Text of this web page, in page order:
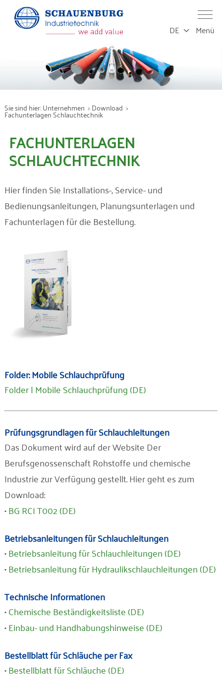
DE Menü
Leistungen
Produktion
Produkte
Branchen
Unternehmen
Kontakt
Sie sind hier:Unternehmen Download
Fachunterlagen Schlauchtechnik
FACHUNTERLAGEN
SCHLAUCHTECHNIK
Hier finden Sie Installations-, Service- und
Bedienungsanleitungen, Planungsunterlagen und
Fachunterlagen für die Bestellung.
Folder: Mobile Schlauchprüfung
Folder | Mobile Schlauchprüfung (DE)
Prüfungsgrundlagen für Schlauchleitungen
Das Dokument wird auf der Website Der
Berufsgenossenschaft Rohstoffe und chemische
Industrie zur Verfügung gestellt. Hier geht es zum
Download:
•BG RCI T002 (DE)
Betriebsanleitungen für Schlauchleitungen
•Betriebsanleitung für Schlauchleitungen (DE)
•Betriebsanleitung für Hydraulikschlauchleitungen (DE)
Technische Informationen
•Chemische Beständigkeitsliste (DE)
•Einbau- und Handhabungshinweise (DE)
Bestellblatt für Schläuche per Fax
•Bestellblatt für Schläuche (DE)